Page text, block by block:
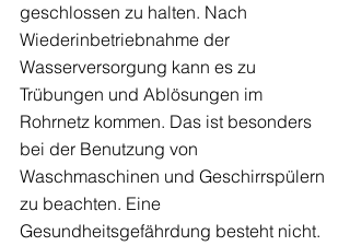
geschlossen zu halten. Nach
Wiederinbetriebnahme der
Wasserversorgung kann es zu
Trübungen und Ablösungen im
Rohrnetz kommen. Das ist besonders
bei der Benutzung von
Waschmaschinen und Geschirrspülern
zu beachten. Eine
Gesundheitsgefährdung besteht nicht.